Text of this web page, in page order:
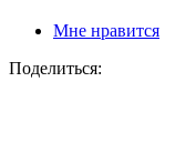
Мне нравится
Поделиться: